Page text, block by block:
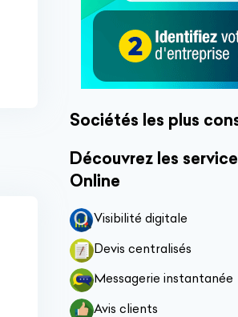
Sociétés les plus
Découvrez les
Online
Visibilité digitale
Devis centralisés
Messagerie instantanée
Avis clients